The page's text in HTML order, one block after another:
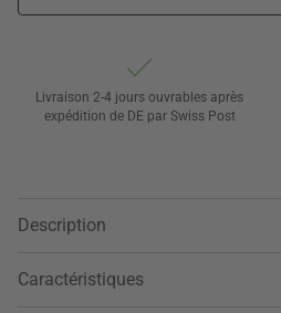
Livraison 2-4 jours ouvrables après
expédition de DE par Swiss Post
Description
Caractéristiques